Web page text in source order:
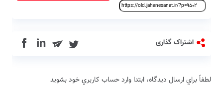
اشتراک گذاری in
لطفاً براي ارسال دیدگاه، ابتدا وارد حساب كاربري خود بشويد